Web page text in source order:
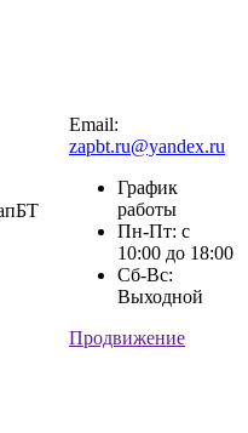
Email:
zapbt.ru@yandex.ru
График
работы
Пн-Пт: с
10:00 до 18:00
Сб-Вс:
Выходной
Продвижение